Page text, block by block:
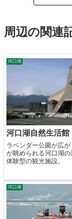
周辺の関連
河口湖
河口湖自然生活館
ラベンダー公園が広
が眺められる河口湖の
体験型の観光施設。
河口湖